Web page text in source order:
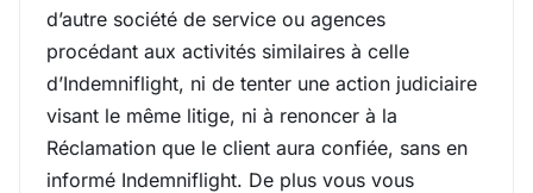
d’autre société de service ou agences
procédant aux activités similaires à celle
d’Indemniflight, ni de tenter une action judiciaire
visant le même litige, ni à renoncer à la
Réclamation que le client aura confiée, sans en
informé Indemniflight. De plus vous vous